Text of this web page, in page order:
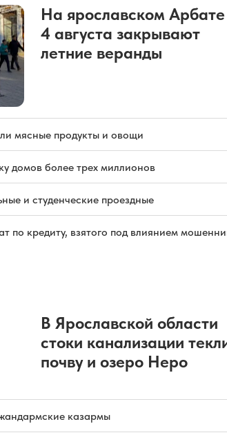
На ярославском Арбате
4 августа закрывают
летние веранды
мясные продукты и овощи
домов более трех миллионов
и студенческие проездные
по кредиту, взятого под влиянием
В Ярославской области
стоки канализации
почву и озеро Неро
казармы